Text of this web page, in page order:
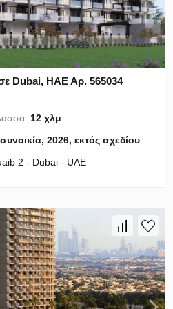
Dubai, ΗΑΕ Αρ. 565034
12 χλμ
2026, εκτός σχεδίου
2 - Dubai - UAE